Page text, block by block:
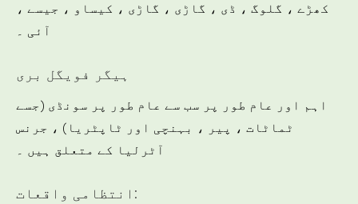
کھڑے ، گلوگ ، ڈی ، گاڑی ، گاڑی ، کیساو ، جیسے ،
آئی ۔
ہیگر فویگل بری
اہم اور عام طور پر سب سے عام طور پر سونڈی (جسے
ٹماٹات ، پیر ، بہنچی اور ٹاپٹریا) ، جرنس
آٹرلیا کے متعلق ہیں ۔
انتظامی واقعات: